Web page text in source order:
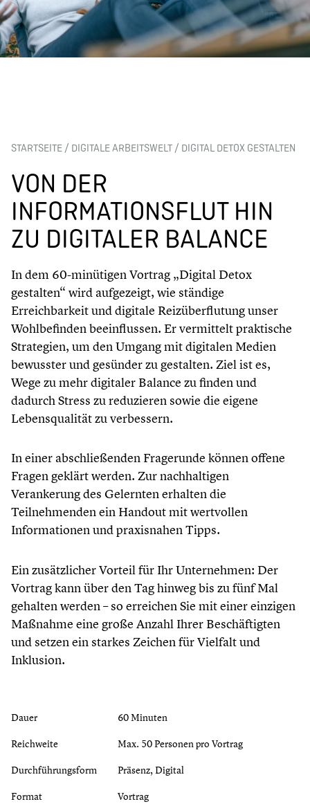
STARTSEITE / DIGITALE ARBEITSWELT / DIGITAL DETOX GESTALTEN
VON DER
INFORMATIONSFLUT HIN
ZU DIGITALER BALANCE
In dem 60-minütigen Vortrag „Digital Detox
gestalten“ wird aufgezeigt, wie ständige
Erreichbarkeit und digitale Reizüberflutung unser
Wohlbefinden beeinflussen. Er vermittelt praktische
Strategien, um den Umgang mit digitalen Medien
bewusster und gesünder zu gestalten. Ziel ist es,
Wege zu mehr digitaler Balance zu finden und
dadurch Stress zu reduzieren sowie die eigene
Lebensqualität zu verbessern.
In einer abschließenden Fragerunde können offene
Fragen geklärt werden. Zur nachhaltigen
Verankerung des Gelernten erhalten die
Teilnehmenden ein Handout mit wertvollen
Informationen und praxisnahen Tipps.
Ein zusätzlicher Vorteil für Ihr Unternehmen: Der
Vortrag kann über den Tag hinweg bis zu fünf Mal
gehalten werden – so erreichen Sie mit einer einzigen
Maßnahme eine große Anzahl Ihrer Beschäftigten
und setzen ein starkes Zeichen für Vielfalt und
Inklusion.
Dauer
60 Minuten
Reichweite
Max. 50 Personen pro Vortrag
Durchführungsform
Präsenz, Digital
Format
Vortrag